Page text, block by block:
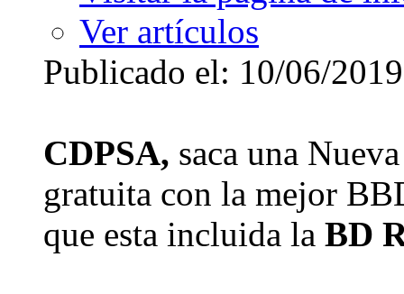
Ver artículos
Publicado el: 10/06/
CDPSA, saca una
gratuita con la mejor
que esta incluida la BD